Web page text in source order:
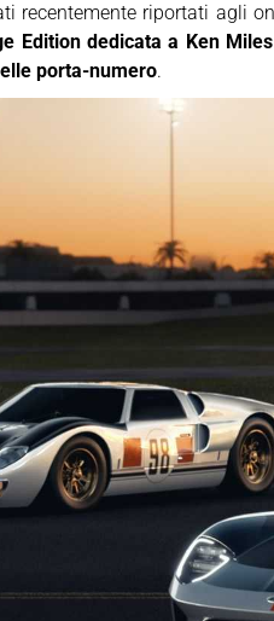
recentemente riportati agli
Edition dedicata a Ken Miles
porta-numero.